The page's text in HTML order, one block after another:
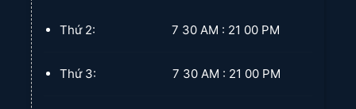
Thứ 2: 7 30 AM : 21 00 PM
Thứ 3: 7 30 AM : 21 00 PM